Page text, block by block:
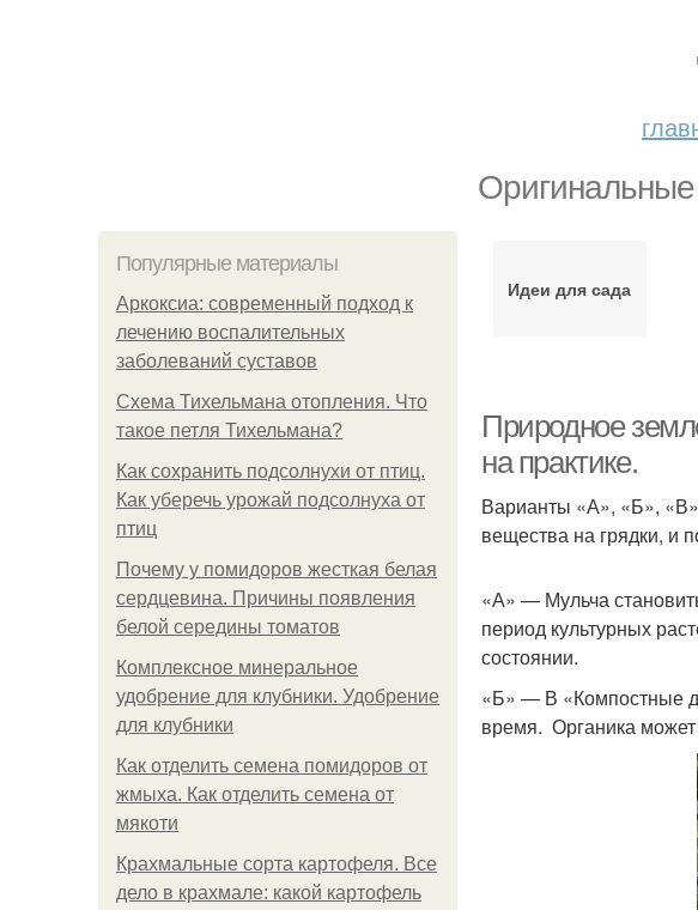
Популярные материалы
Аркоксиа: современный подход к
лечению воспалительных
заболеваний суставов
Схема Тихельмана отопления. Что
такое петля Тихельмана?
Как сохранить подсолнухи от птиц.
Как уберечь урожай подсолнуха от
птиц
Почему у помидоров жесткая белая
сердцевина. Причины появления
белой середины томатов
Комплексное минеральное
удобрение для клубники. Удобрение
для клубники
Как отделить семена помидоров от
жмыха. Как отделить семена от
мякоти
Крахмальные сорта картофеля. Все
дело в крахмале: какой картофель
Идеи для сада
Природное
на практике.
Варианты «А», «Б», «В»
вещества на грядки, и
«А» — Мульча
период культурных
состоянии.
«Б» — В «Компостные
время. Органика может